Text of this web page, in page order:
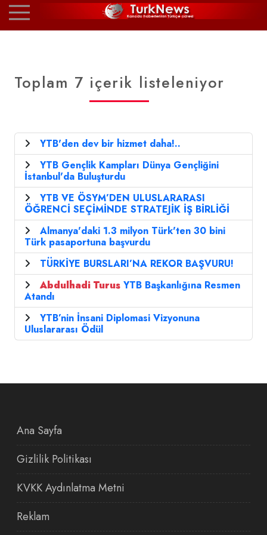
Toplam 7 içerik listeleniyor
YTB'den dev bir hizmet daha!..
YTB Gençlik Kampları Dünya Gençliğini
İstanbul'da Buluşturdu
YTB VE ÖSYM’DEN ULUSLARARASI
ÖĞRENCİ SEÇİMİNDE STRATEJİK İŞ BİRLİĞİ
Almanya'daki 1.3 milyon Türk'ten 30 bini
Türk pasaportuna başvurdu
TÜRKİYE BURSLARI’NA REKOR BAŞVURU!
Abdulhadi Turus YTB Başkanlığına Resmen
Atandı
YTB’nin İnsani Diplomasi Vizyonuna
Uluslararası Ödül
Ana Sayfa
Gizlilik Politikası
KVKK Aydınlatma Metni
Reklam